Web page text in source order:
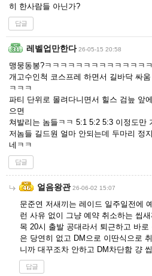
히 한사람들 아닌가?
답글
레벨업만한다 26-05-15 20:58
맹뭉동봉?ㅋㅋㅋㅋㅋㅋㅋㅋㅋㅋㅋㅋㅋㅋ
개고수인척 코스프레 하면서 길바닥 싸
ㅋㅋㅋ
파티 단위로 몰려다니면서 힐스 검늪 앞
으면
쳐발리는 놈들ㅋㅋ 5:1 5:2 5:3 이정도만
저놈들 길드원 얼마 안되는데 두마리 정
네ㅋㅋ
답글
얼음왕관 26-06-02 15:07
문준연 저새끼는 레이드 일주일전에
런 사유 없이 그냥 예약 취소하는 씹새
목 20시 출발 공대라서 퇴근하고 바
은 당연히 없고 DM으로 이딴식으로
니까 대꾸조차 안하고 DM차단함 걍
답글